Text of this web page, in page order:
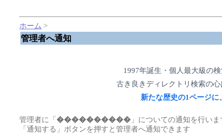
ホーム >
管理者へ通知
1997年誕生・個人最大級の
古き良きディレクトリ検索の
新たな歴史の1ページ
管理者に「���������� 」についての通知を行いま
「通知する」ボタンを押すと管理者へ通知できます